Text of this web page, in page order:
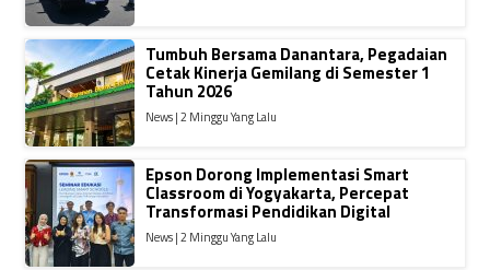
Tumbuh Bersama Danantara, Pegadaian
Cetak Kinerja Gemilang di Semester 1
Tahun 2026
News | 2 Minggu Yang Lalu
Epson Dorong Implementasi Smart
Classroom di Yogyakarta, Percepat
Transformasi Pendidikan Digital
News | 2 Minggu Yang Lalu